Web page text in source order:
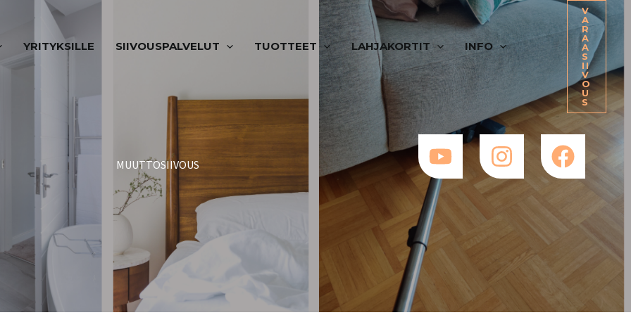
YRITYKSILLE SIIVOUSPALVELUT TUOTTEET LAHJAKORTIT
INFO
V
A
R
A
A
S
II
V
O
U
S
MUUTTOSIIVOUS